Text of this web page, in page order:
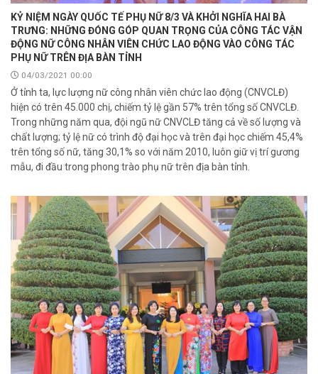
KỶ NIỆM NGÀY QUỐC TẾ PHỤ NỮ 8/3 VÀ KHỞI NGHĨA HAI BÀ
TRƯNG: NHỮNG ĐÓNG GÓP QUAN TRỌNG CỦA CÔNG TÁC VẬN
ĐỘNG NỮ CÔNG NHÂN VIÊN CHỨC LAO ĐỘNG VÀO CÔNG TÁC
PHỤ NỮ TRÊN ĐỊA BÀN TỈNH
04/03/2021 00:00
Ở tỉnh ta, lực lượng nữ công nhân viên chức lao động (CNVCLĐ)
hiện có trên 45.000 chị, chiếm tỷ lệ gần 57% trên tổng số CNVCLĐ.
Trong những năm qua, đội ngũ nữ CNVCLĐ tăng cả về số lượng và
chất lượng; tỷ lệ nữ có trình độ đại học và trên đại học chiếm 45,4%
trên tổng số nữ, tăng 30,1% so với năm 2010, luôn giữ vị trí gương
mẫu, đi đầu trong phong trào phụ nữ trên địa bàn tỉnh.